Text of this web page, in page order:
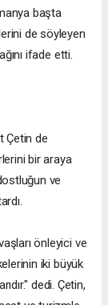
başta
de söyleyen
ifade etti.
Çetin de
bir araya
ve
önleyici ve
iki büyük
dedi. Çetin,